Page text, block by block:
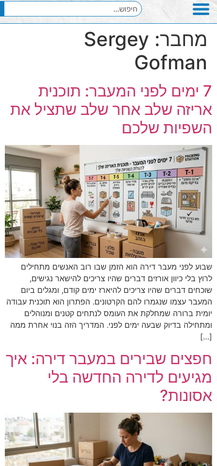
מחבר: Sergey
Gofman
7 ימים לפני המעבר: תוכנית
אריזה שלב אחר שלב שתציל את
השפיות שלכם
שבוע לפני מעבר דירה הוא הזמן שבו רוב האנשים מתחילים
לרוץ בלי כיוון אורזים דברים שהיו צריכים להישאר נגישים,
שוכחים דברים שהיו צריכים להיארז ימים קודם, ומגלים ביום
המעבר עצמו שנגמרו להם הקרטונים. הפתרון הוא תוכנית עבודה
יומית ברורה שמחלקת את העומס לנתחים קטנים ומנוהלים
ומתחילה בדיוק שבעה ימים לפני. המדריך הזה בנוי אחרת ממה
[…]
חפצים שבירים במעבר דירה: איך
מגיעים לדירה החדשה בלי
אסונות?